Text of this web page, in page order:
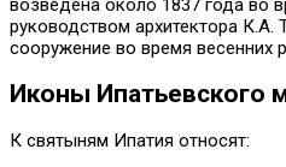
возведена около 1837 года во
руководством архитектора К.А.
сооружение во время весенних
Иконы Ипатьевского
К святыням Ипатия относят: